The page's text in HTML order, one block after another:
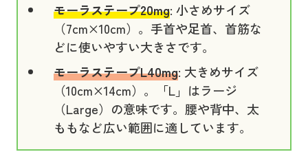
モーラステープ20mg: 小さめサイズ
（7cm×10cm）。手首や足首、首筋な
どに使いやすい大きさです。
モーラステープL40mg: 大きめサイズ
（10cm×14cm）。「L」はラージ
（Large）の意味です。腰や背中、太
ももなど広い範囲に適しています。